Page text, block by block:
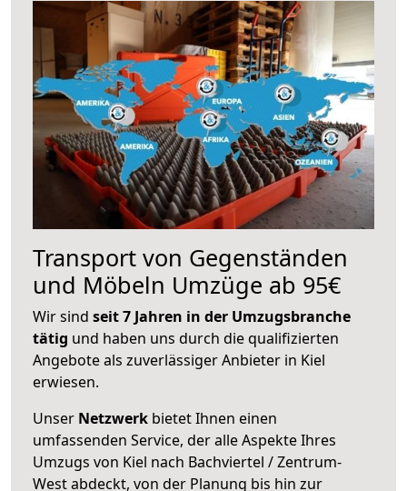
Transport von Gegenständen
und Möbeln Umzüge ab 95€
Wir sind seit 7 Jahren in der Umzugsbranche
tätig und haben uns durch die qualifizierten
Angebote als zuverlässiger Anbieter in Kiel
erwiesen.
Unser Netzwerk bietet Ihnen einen
umfassenden Service, der alle Aspekte Ihres
Umzugs von Kiel nach Bachviertel / Zentrum-
West abdeckt, von der Planung bis hin zur